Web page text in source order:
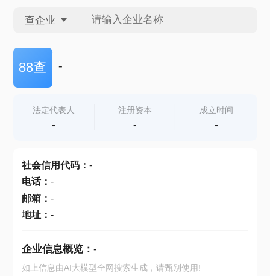
查企业
查企业
查产地
88查 -
法定代表人
-
注册资本
-
成立时间
-
社会信用代码： -
电话： -
邮箱： -
地址： -
企业信息概览： -
如上信息由AI大模型全网搜索生成，请甄别使用!